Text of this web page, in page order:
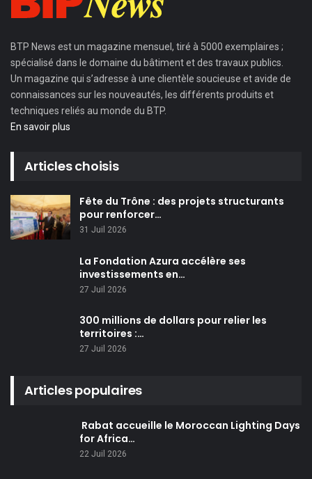
BTP News est un magazine mensuel, tiré à 5000 exemplaires ;
spécialisé dans le domaine du bâtiment et des travaux publics.
Un magazine qui s’adresse à une clientèle soucieuse et avide de
connaissances sur les nouveautés, les différents produits et
techniques reliés au monde du BTP.
En savoir plus
Articles choisis
Fête du Trône : des projets structurants
pour renforcer…
31 Juil 2026
La Fondation Azura accélère ses
investissements en…
27 Juil 2026
300 millions de dollars pour relier les
territoires :…
27 Juil 2026
Articles populaires
Rabat accueille le Moroccan Lighting Days
for Africa…
22 Juil 2026